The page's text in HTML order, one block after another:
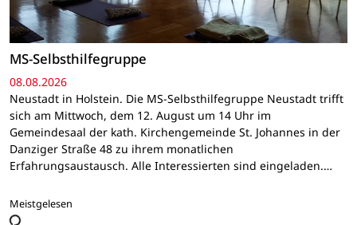
MS-Selbsthilfegruppe
08.08.2026
Neustadt in Holstein. Die MS-Selbsthilfegruppe Neustadt trifft
sich am Mittwoch, dem 12. August um 14 Uhr im
Gemeindesaal der kath. Kirchengemeinde St. Johannes in der
Danziger Straße 48 zu ihrem monatlichen
Erfahrungsaustausch. Alle Interessierten sind eingeladen.…
Meistgelesen